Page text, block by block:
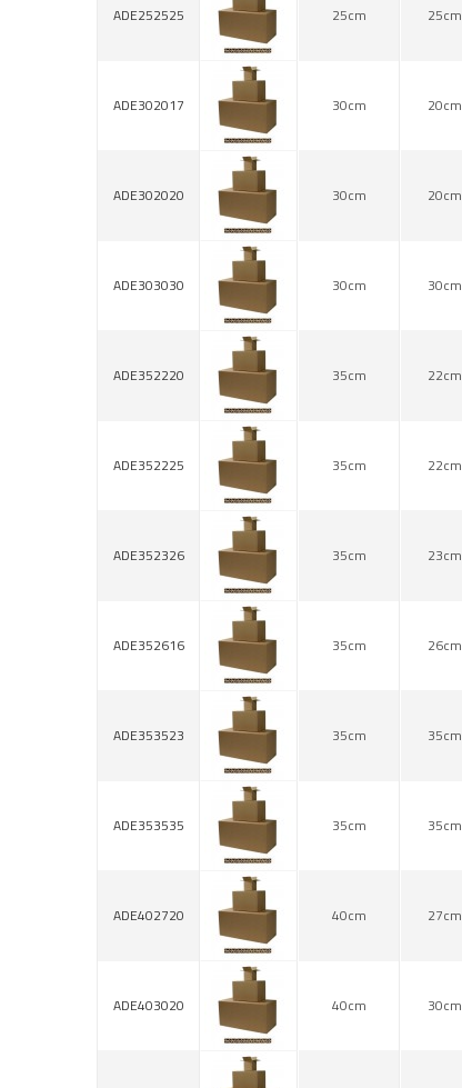
ADE252525 25cm 25cm
ADE302017 30cm 20cm
ADE302020 30cm 20cm
ADE303030 30cm 30cm
ADE352220 35cm 22cm
ADE352225 35cm 22cm
ADE352326 35cm 23cm
ADE352616 35cm 26cm
ADE353523 35cm 35cm
ADE353535 35cm 35cm
ADE402720 40cm 27cm
ADE403020 40cm 30cm